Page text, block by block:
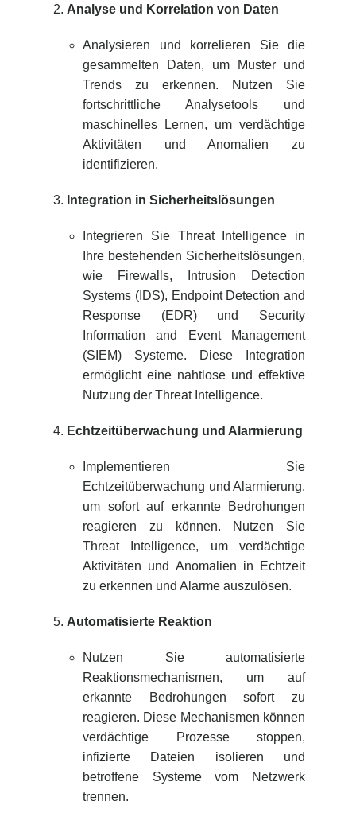
Analyse und Korrelation von Daten
Analysieren und korrelieren Sie die
gesammelten Daten, um Muster und
Trends zu erkennen. Nutzen Sie
fortschrittliche Analysetools und
maschinelles Lernen, um verdächtige
Aktivitäten und Anomalien zu
identifizieren.
Integration in Sicherheitslösungen
Integrieren Sie Threat Intelligence in
Ihre bestehenden Sicherheitslösungen,
wie Firewalls, Intrusion Detection
Systems (IDS), Endpoint Detection and
Response (EDR) und Security
Information and Event Management
(SIEM) Systeme. Diese Integration
ermöglicht eine nahtlose und effektive
Nutzung der Threat Intelligence.
Echtzeitüberwachung und Alarmierung
Implementieren Sie
Echtzeitüberwachung und Alarmierung,
um sofort auf erkannte Bedrohungen
reagieren zu können. Nutzen Sie
Threat Intelligence, um verdächtige
Aktivitäten und Anomalien in Echtzeit
zu erkennen und Alarme auszulösen.
Automatisierte Reaktion
Nutzen Sie automatisierte
Reaktionsmechanismen, um auf
erkannte Bedrohungen sofort zu
reagieren. Diese Mechanismen können
verdächtige Prozesse stoppen,
infizierte Dateien isolieren und
betroffene Systeme vom Netzwerk
trennen.